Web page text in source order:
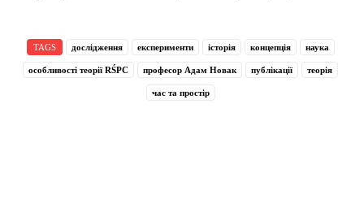
TAGS дослідження експерименти історія концепція наука
особливості теорії RŚPC професор Адам Новак публікації теорія
час та простір